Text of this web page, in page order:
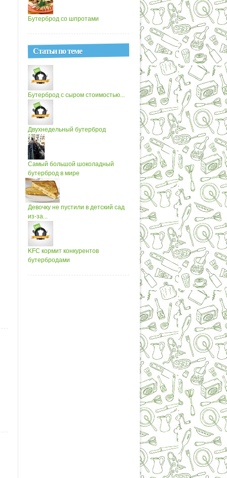
Бутерброд со шпротами
Статьи по теме
Бутерброд с сыром стоимостью...
Двухнедельный бутерброд
Самый большой шоколадный
бутерброд в мире
Девочку не пустили в детский сад
из-за...
KFC кормит конкурентов
бутербродами